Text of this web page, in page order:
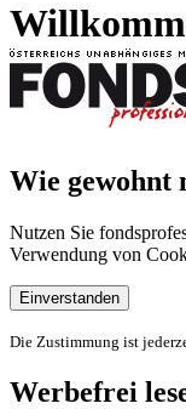
Wie gewohnt
Nutzen Sie
Verwendung von
Einverstanden
Die Zustimmung ist
Werbefrei